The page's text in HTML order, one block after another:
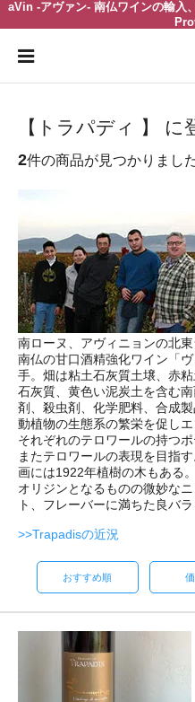
aVin -アヴァン- 南仏ワインの輸入
【トラパディ 】
2件の商品が見つかりまし
南ローヌ、アヴィニョンの北
南仏の甘口酒精強化ワイン「
手。畑は粘土石灰質土壌、赤
石灰質、黄色い泥炭土を含む
剤、殺虫剤、化学肥料、合成
動植物の生態系の繁栄を促し
それぞれのテロワールの持つ
またテロワールの表現を目指
画には1922年植樹の木もある。
オリジンとなるものの微妙な
ト、フレーバーに満ちた良バ
>>Trapadisの近況
おすすめ順